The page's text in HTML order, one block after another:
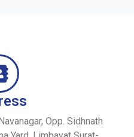
Opp. Sidhnath